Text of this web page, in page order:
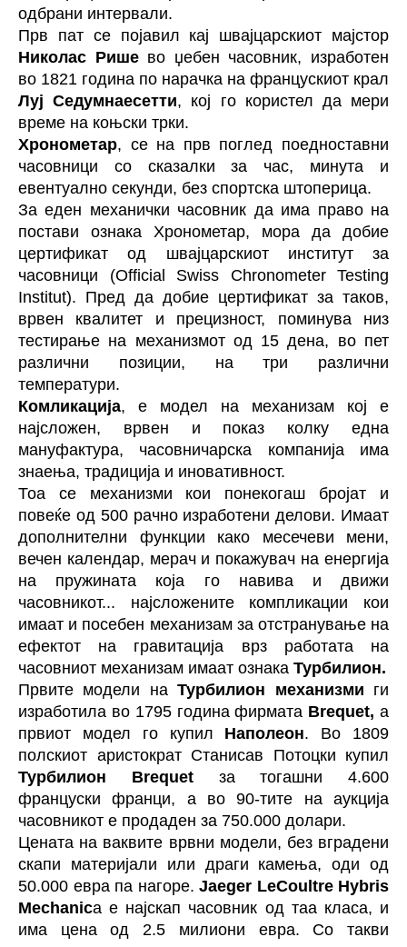
одбрани интервали.
Прв пат се појавил кај швајцарскиот мајстор
Николас Ришево џебен часовник, изработен
во 1821 година по нарачка на францускиот крал
Луј Седумнаесетти, кој го користел да мери
време на коњски трки.
Хронометар, се на прв поглед поедноставни
часовници со сказалки за час, минута и
евентуално секунди, без спортска штоперица.
За еден механички часовник да има право на
постави ознака Хронометар, мора да добие
цертификат од швајцарскиот институт за
часовници (Official Swiss Chronometer Testing
Institut). Пред да добие цертификат за таков,
врвен квалитет и прецизност, поминува низ
тестирање на механизмот од 15 дена, во пет
различни позиции, на три различни
температури.
Комликација, е модел на механизам кој е
најсложен, врвен и показ колку една
мануфактура, часовничарска компанија има
знаења, традиција и иновативност.
Тоа се механизми кои понекогаш бројат и
повеќе од 500 рачно изработени делови. Имаат
дополнителни функции како месечеви мени,
вечен календар, мерач и покажувач на енергија
на пружината која го навива и движи
часовникот... најсложените компликации кои
имаат и посебен механизам за отстранување на
ефектот на гравитација врз работата на
часовниот механизам имаат ознака Турбилион.
Првите модели наТурбилион механизми ги
изработила во 1795 година фирмата Brequet,а
првиот модел го купил Наполеон. Во 1809
полскиот аристократ Станисав Потоцки купил
Турбилион Brequetза тогашни 4.600
француски франци, а во 90-тите на аукција
часовникот е продаден за 750.000 долари.
Цената на ваквите врвни модели, без вградени
скапи материјали или драги камења, оди од
50.000 евра па нагоре. Jaeger LeCoultre Hybris
Mechanica е најскап часовник од таа класа, и
има цена од 2.5 милиони евра. Со такви